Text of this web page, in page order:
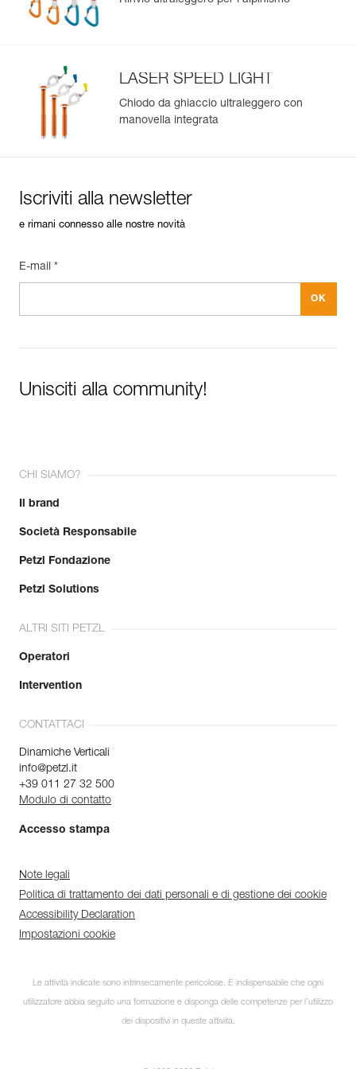
: Peso con imbottiture: 140 g
Garanzia : 3 anni
LASER SPEED LIGHT
Chiodo da ghiaccio ultraleggero con
manovella integrata
Iscriviti alla newsletter
e rimani connesso alle nostre novità
E-mail *
Unisciti alla community!
CHI SIAMO?
Il brand
Società Responsabile
Petzl Fondazione
Petzl Solutions
ALTRI SITI PETZL
Operatori
Intervention
CONTATTACI
Dinamiche Verticali
info@petzl.it
+39 011 27 32 500
Modulo di contatto
Accesso stampa
Note legali
Politica di trattamento dei dati personali e di gestione dei cookie
Accessibility Declaration
Impostazioni cookie
Le attività indicate sono intrinsecamente pericolose. È indispensabile che ogni
utilizzatore abbia seguito una formazione e disponga delle competenze per l’utilizzo
dei dispositivi in queste attività.